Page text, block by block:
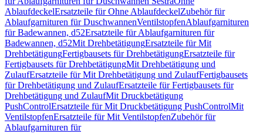
AblaufdeckelErsatzteile für Ohne AblaufdeckelZubehör für
Ablaufgarnituren für DuschwannenVentilstopfenAblaufgarnituren
für Badewannen, d52Ersatzteile für Ablaufgarnituren für
Badewannen, d52Mit DrehbetätigungErsatzteile für Mit
DrehbetätigungFertigbausets für DrehbetätigungErsatzteile für
Fertigbausets für DrehbetätigungMit Drehbetätigung und
ZulaufErsatzteile für Mit Drehbetätigung und ZulaufFertigbausets
für Drehbetätigung und ZulaufErsatzteile für Fertigbausets für
Drehbetätigung und ZulaufMit Druckbetätigung
PushControlErsatzteile für Mit Druckbetätigung PushControlMit
VentilstopfenErsatzteile für Mit VentilstopfenZubehör für
Ablaufgarnituren für